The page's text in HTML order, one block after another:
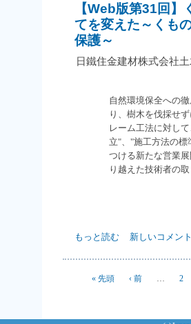
【Web版第31回
てを変えた～くも
保護～
日鐵住金建材株式会社
自然環境保全への
り、樹木を伐採せ
レーム工法に対し
立"、"施工方法の
つける新たな営業
り越えた技術者の
【Web版第31回】くもの巣の
もっと読む 新しいコメン
ページ
« 先頭 ‹ 前 … 2